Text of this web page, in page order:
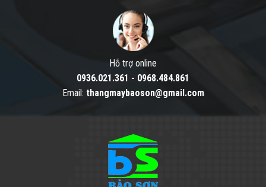
Hỗ trợ online
0936.021.361 - 0968.484.861
Email: thangmaybaoson@gmail.com